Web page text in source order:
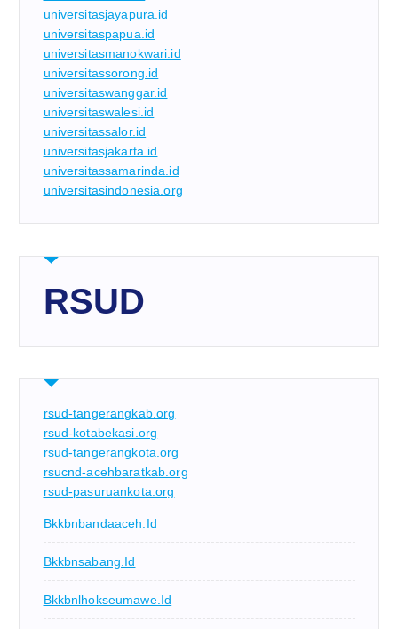
universitasjayapura.id
universitaspapua.id
universitasmanokwari.id
universitassorong.id
universitaswanggar.id
universitaswalesi.id
universitassalor.id
universitasjakarta.id
universitassamarinda.id
universitasindonesia.org
RSUD
rsud-tangerangkab.org
rsud-kotabekasi.org
rsud-tangerangkota.org
rsucnd-acehbaratkab.org
rsud-pasuruankota.org
Bkkbnbandaaceh.id
Bkkbnsabang.id
Bkkbnlhokseumawe.id